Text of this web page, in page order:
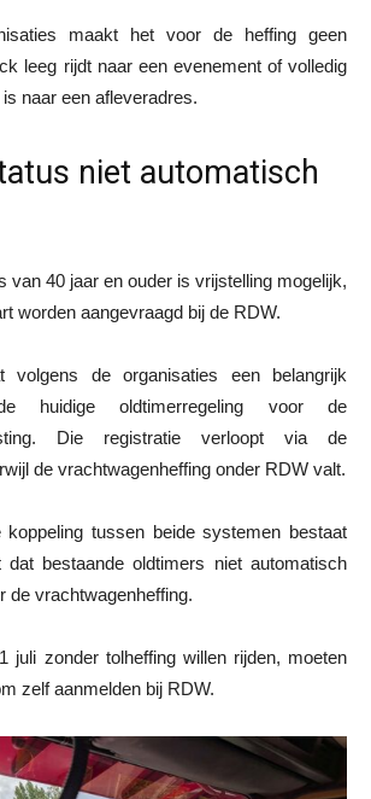
maakt het voor de heffing geen
leeg rijdt naar een evenement of volledig
naar een afleveradres.
niet automatisch
van 40 jaar en ouder is vrijstelling mogelijk,
worden aangevraagd bij de RDW.
volgens de organisaties een belangrijk
huidige oldtimerregeling voor de
Die registratie verloopt via de
de vrachtwagenheffing onder RDW valt.
koppeling tussen beide systemen bestaat
dat bestaande oldtimers niet automatisch
de vrachtwagenheffing.
juli zonder tolheffing willen rijden, moeten
zelf aanmelden bij RDW.